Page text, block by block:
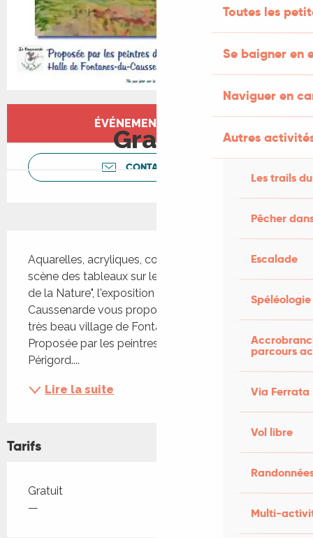
Toutes les
Se baigner en
Naviguer en
Autres
Les trails
Pêcher
Escalade
Spéléologie
parcours
Via Ferrata
Vol libre
Multi-
Ouverture et coordonnées
ÉVÉNEMENT TERMINÉ
Gratuit
CONTACTEZ-NOUS
Aquarelles, acryliques, collages... pour mettre en
scène des tableaux sur le thème "Eloge et beauté
de la Nature", l'exposition que l'Association La
Caussenarde vous propose de découvrir dans le
très beau village de Fontanes-du-Causse.
Proposée par les peintres de l'Atelier du Chai en
Périgord....
Lire la suite
Tarifs
Tarifs 2026
Gratuit
—